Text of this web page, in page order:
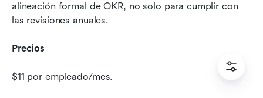
alineación formal de OKR, no solo para cumplir con
las revisiones anuales.
Precios
$11 por empleado/mes.